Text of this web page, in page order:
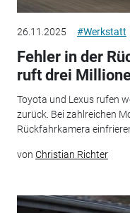
26.11.2025 #Werkstatt
Fehler in der
ruft drei
Toyota und Lexus rufen
zurück. Bei zahlreichen
Rückfahrkamera
von Christian Richter